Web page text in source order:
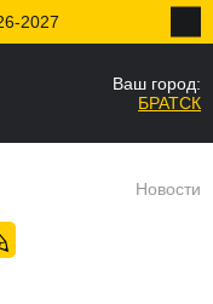
2027
Ваш город:
БРАТСК
Новости